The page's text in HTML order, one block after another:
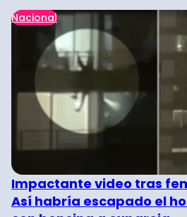
Nacional
Impactante video tras
Así habría escapado el